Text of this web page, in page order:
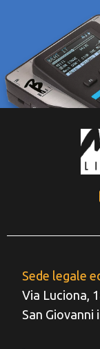
Sede legale
Via Luciona,
San Giovanni